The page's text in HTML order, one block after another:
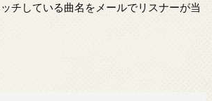
チしている曲名をメールでリスナーが当